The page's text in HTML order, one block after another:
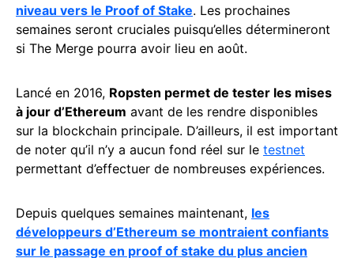
niveau vers le Proof of Stake. Les prochaines
semaines seront cruciales puisqu’elles détermineront
si The Merge pourra avoir lieu en août.
Lancé en 2016, Ropsten permet de tester les mises
à jour d’Ethereum avant de les rendre disponibles
sur la blockchain principale. D’ailleurs, il est important
de noter qu’il n’y a aucun fond réel sur le testnet
permettant d’effectuer de nombreuses expériences.
Depuis quelques semaines maintenant, les
développeurs d’Ethereum se montraient confiants
sur le passage en proof of stake du plus ancien